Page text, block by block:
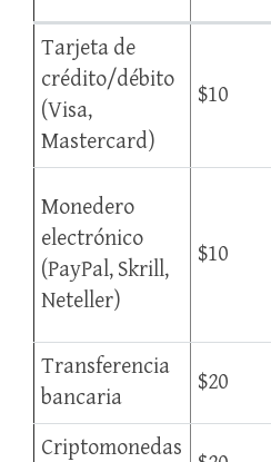
Tarjeta de
crédito/débito
(Visa,
Mastercard)
$10
Monedero
electrónico
(PayPal, Skrill,
Neteller)
$10
Transferencia
bancaria
$20
Criptomonedas